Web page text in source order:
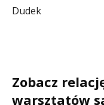
Dudek
Zobacz
warsztatów